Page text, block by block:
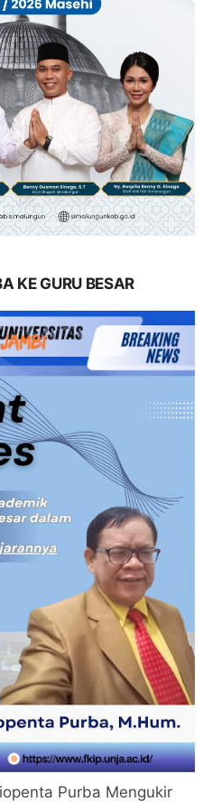
KE GURU BESAR
Purba Mengukir